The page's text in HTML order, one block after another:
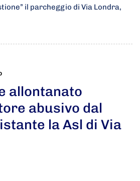
il parcheggio di Via Londra,
allontanato
abusivo dal
la Asl di Via